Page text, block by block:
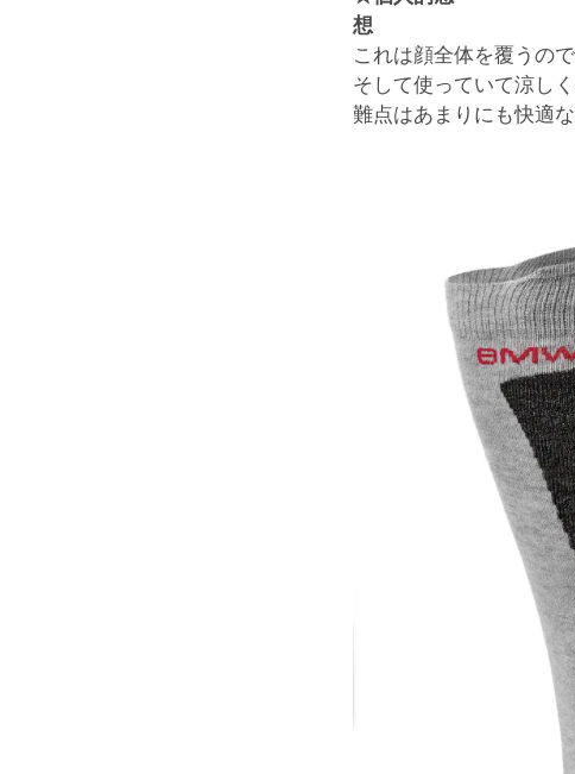
想
これは顔全体を覆うの
そして使っていて涼し
難点はあまりにも快適